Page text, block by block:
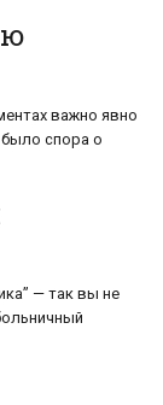
важно явно
спора о
— так вы не